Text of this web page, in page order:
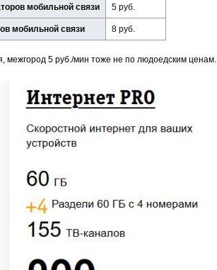
мобильной связи 5 руб.
мобильной связи 8 руб.
межгород 5 руб./мин тоже не по людоедским ценам.